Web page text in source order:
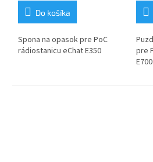
Do košíka
Spona na opasok pre PoC
rádiostanicu eChat E350
pre
E700